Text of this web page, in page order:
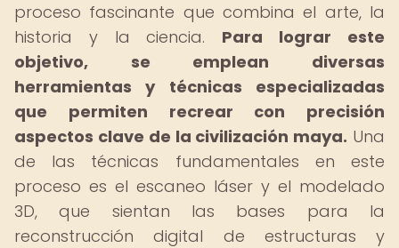
proceso fascinante que combina el arte, la
historia y la ciencia. Para lograr este
objetivo, se emplean diversas
herramientas y técnicas especializadas
que permiten recrear con precisión
aspectos clave de la civilización maya. Una
de las técnicas fundamentales en este
proceso es el escaneo láser y el modelado
3D, que sientan las bases para la
reconstrucción digital de estructuras y